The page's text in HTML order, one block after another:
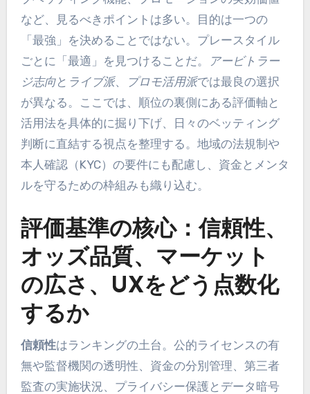
など、見るべきポイントは多い。目的は一つの
「最強」を決めることではない。プレースタイル
ごとに「最適」を見つけることだ。
アービトラー
ジ志向と ライブ派、 プロモ活用派では最良の選択
が異なる。ここでは、順位の裏側にある評価軸と
活用法を具体的に掘り下げ、日々のベッティング
判断に直結する視点を整理する。地域の法規制や
本人確認（KYC）の要件にも配慮し、資金とメンタ
ルを守るための枠組みも織り込む。
評価基準の核心：信頼性、
オッズ品質、マーケット
の広さ、UXをどう点数化
するか
信頼性はランキングの土台。公的ライセンスの有
無や監督機関の透明性、資金の分別管理、第三者
監査の実施状況、プライバシー保護とデータ暗号